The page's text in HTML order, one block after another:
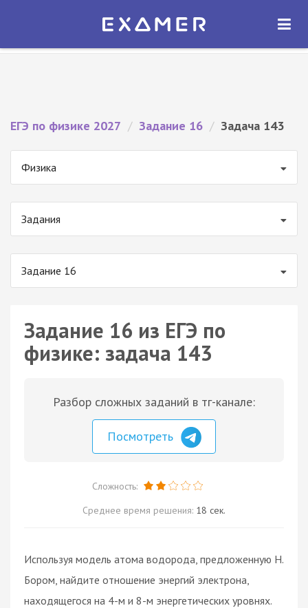
Экзамер — ЕГЭ 2027
ОТКРЫТЬ
ЕГЭ по физике 2027 / Задание 16 / Задача 143
Физика
Задания
Задание 16
Задание 16 из ЕГЭ по
физике: задача 143
Разбор сложных заданий в тг-канале:
Посмотреть
Сложность:
Среднее время решения: 18 сек.
Используя модель атома водорода, предложенную Н.
Бором, найдите отношение энергий электрона,
находящегося на 4-м и 8-м энергетических уровнях.